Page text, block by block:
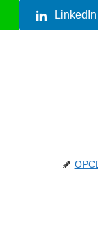
LinkedIn